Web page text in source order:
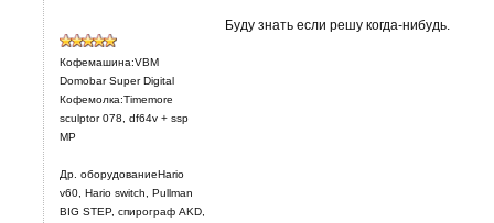
Кофемашина:VBM
Domobar Super Digital
Кофемолка:Timemore
sculptor 078, df64v + ssp
MP
Др. оборудованиеHario
v60, Hario switch, Pullman
BIG STEP, спирограф AKD,
Буду знать если решу когда-нибудь.